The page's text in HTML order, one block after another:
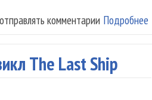
Подробнее
комментарии
The Last Ship